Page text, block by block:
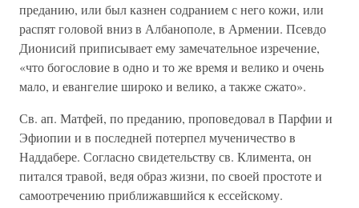
преданию, или был казнен содранием с него кожи, или
распят головой вниз в Албанополе, в Армении. Псевдо
Дионисий приписывает ему замечательное изречение,
«что богословие в одно и то же время и велико и очень
мало, и евангелие широко и велико, а также сжато».
Св. ап. Матфей, по преданию, проповедовал в Парфии и
Эфиопии и в последней потерпел мученичество в
Наддабере. Согласно свидетельству св. Климента, он
питался травой, ведя образ жизни, по своей простоте и
самоотречению приближавшийся к ессейскому.